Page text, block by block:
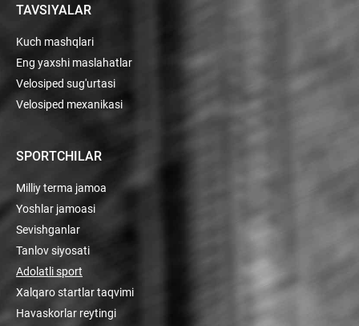
TAVSIYALAR
Kuch mashqlari
Eng yaxshi maslahatlar
Velosiped sug'urtasi
Velosiped mexanikasi
SPORTCHILAR
Milliy terma jamoa
Yoshlar jamoasi
Sevishganlar
Tanlov siyosati
Adolatli sport
Xalqaro startlar taqvimi
Havaskorlar reytingi